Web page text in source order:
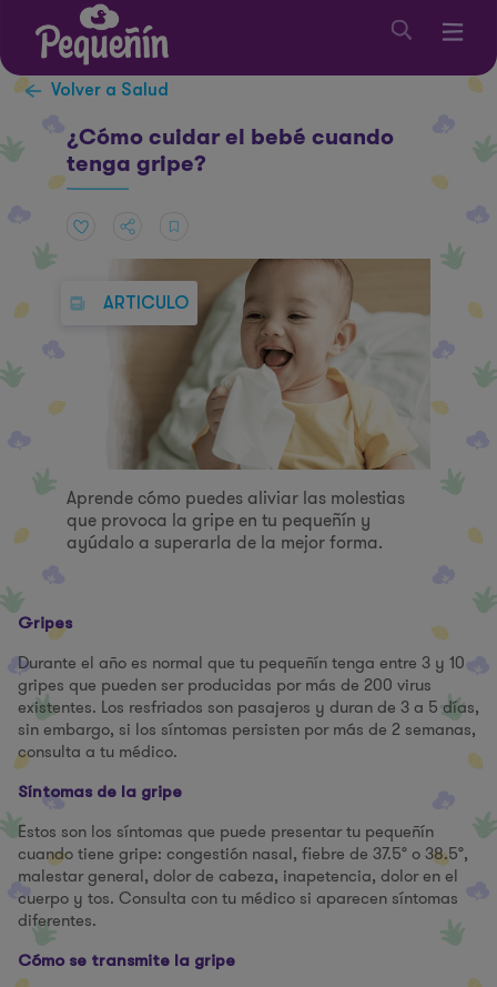
Volver a Salud
¿Cómo cuidar el bebé cuando
tenga gripe?
ARTICULO
Aprende cómo puedes aliviar las molestias
que provoca la gripe en tu pequeñín y
ayúdalo a superarla de la mejor forma.
Gripes
Durante el año es normal que tu pequeñín tenga entre 3 y 10
gripes que pueden ser producidas por más de 200 virus
existentes. Los resfriados son pasajeros y duran de 3 a 5 días,
sin embargo, si los síntomas persisten por más de 2 semanas,
consulta a tu médico.
Síntomas de la gripe
Estos son los síntomas que puede presentar tu pequeñín
cuando tiene gripe: congestión nasal, fiebre de 37.5° o 38.5°,
malestar general, dolor de cabeza, inapetencia, dolor en el
cuerpo y tos. Consulta con tu médico si aparecen síntomas
diferentes.
Cómo se transmite la gripe